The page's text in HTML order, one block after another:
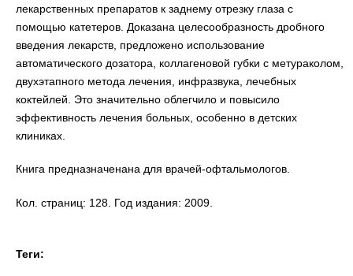
лекарственных препаратов к заднему отрезку глаза с
помощью катетеров. Доказана целесообразность дробного
введения лекарств, предложено использование
автоматического дозатора, коллагеновой губки с метураколом,
двухэтапного метода лечения, инфразвука, лечебных
коктейлей. Это значительно облегчило и повысило
эффективность лечения больных, особенно в детских
клиниках.
Книга предназначенана для врачей-офтальмологов.
Кол. страниц: 128. Год издания: 2009.
Теги: